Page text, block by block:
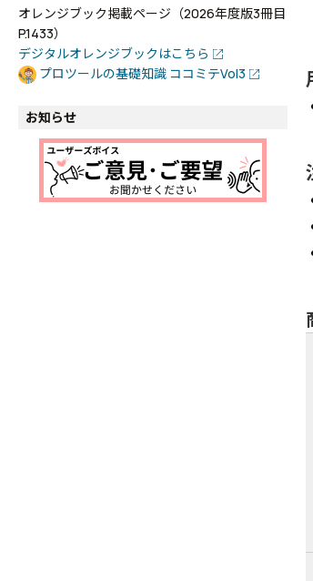
オレンジブック掲載ページ（2026年度版3冊目
P.1433）
デジタルオレンジブックはこちら
プロツールの基礎知識 ココミテVol3
お知らせ